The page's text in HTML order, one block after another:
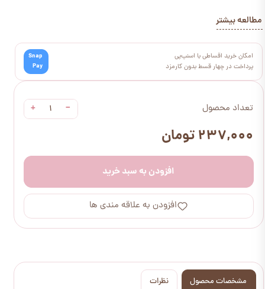
تعداد محصول −
+
۲۳۷,۰۰۰ تومان
افزودن به سبد خرید
افزودن به علاقه مندی ها
مطالعه بیشتر
امکان خرید اقساطی با اسنپ‌پی
پرداخت در چهار قسط بدون کارمزد
Snap
Pay
مشخصات محصول نظرات